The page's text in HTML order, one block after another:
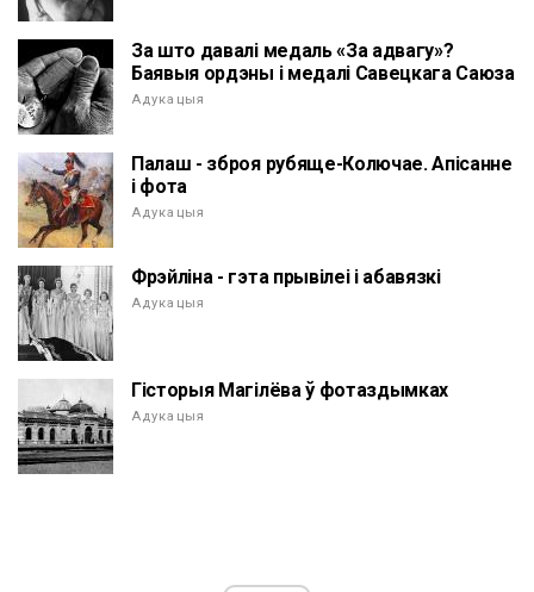
За што давалі медаль «За адвагу»?
Баявыя ордэны і медалі Савецкага Саюза
Адукацыя
Палаш - зброя рубяще-Колючае. Апісанне
і фота
Адукацыя
Фрэйліна - гэта прывілеі і абавязкі
Адукацыя
Гісторыя Магілёва ў фотаздымках
Адукацыя